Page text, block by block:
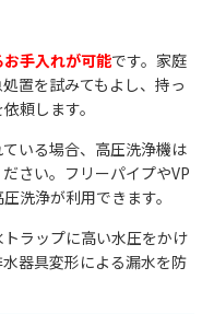
手入れが可能です。家庭
置を試みてもよし、持っ
頼します。
いる場合、高圧洗浄機は
さい。フリーパイプやVP
洗浄が利用できます。
ラップに高い水圧をかけ
器具変形による漏水を防